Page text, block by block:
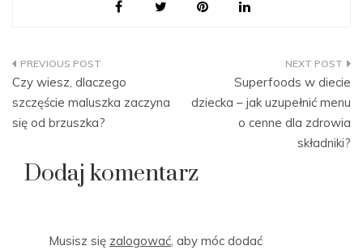
Nawigacja
wpisu
Czy wiesz, dlaczego
szczęście maluszka zaczyna
się od brzuszka?
Superfoods w diecie
dziecka – jak uzupełnić menu
o cenne dla zdrowia
składniki?
Dodaj komentarz
Musisz się zalogować, aby móc dodać